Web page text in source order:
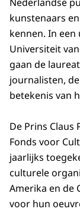
Nederlandse
kunstenaars
kennen. In
Universiteit
gaan de
journalisten,
betekenis van
De Prins
Fonds voor
jaarlijks
culturele
Amerika en de
voor hun